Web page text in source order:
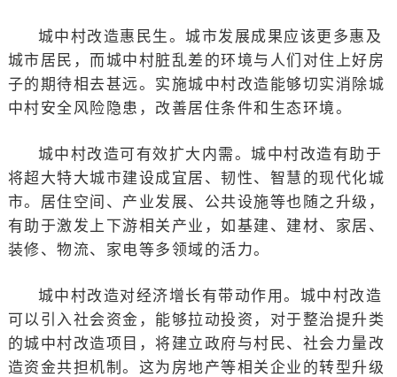
城中村改造惠民生。城市发展成果应该更多惠及
城市居民，而城中村脏乱差的环境与人们对住上好房
子的期待相去甚远。实施城中村改造能够切实消除城
中村安全风险隐患，改善居住条件和生态环境。
城中村改造可有效扩大内需。城中村改造有助于
将超大特大城市建设成宜居、韧性、智慧的现代化城
市。居住空间、产业发展、公共设施等也随之升级，
有助于激发上下游相关产业，如基建、建材、家居、
装修、物流、家电等多领域的活力。
城中村改造对经济增长有带动作用。城中村改造
可以引入社会资金，能够拉动投资，对于整治提升类
的城中村改造项目，将建立政府与村民、社会力量改
造资金共担机制。这为房地产等相关企业的转型升级